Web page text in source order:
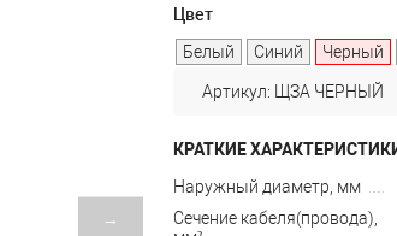
→
Цвет
Белый
Синий Черный
Артикул: ЩЗА ЧЕРНЫЙ
КРАТКИЕ
Наружный диаметр, мм
Сечение кабеля(провода),